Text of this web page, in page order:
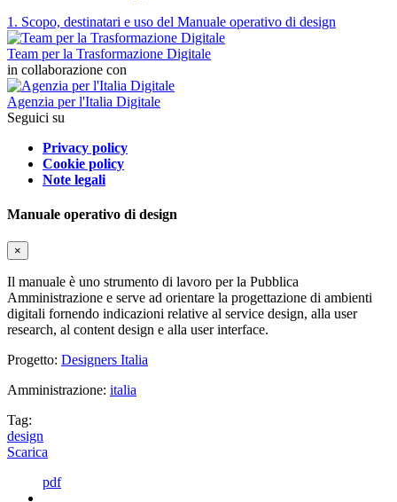
1. Scopo, destinatari e uso del Manuale operativo di design
Team per la Trasformazione Digitale
in collaborazione con
Agenzia per l'Italia Digitale
Seguici su
Privacy policy
Cookie policy
Note legali
Manuale operativo di design
×
Il manuale è uno strumento di lavoro per la Pubblica
Amministrazione e serve ad orientare la progettazione di ambienti
digitali fornendo indicazioni relative al service design, alla user
research, al content design e alla user interface.
Progetto: Designers Italia
Amministrazione: italia
Tag:
design
Scarica
pdf